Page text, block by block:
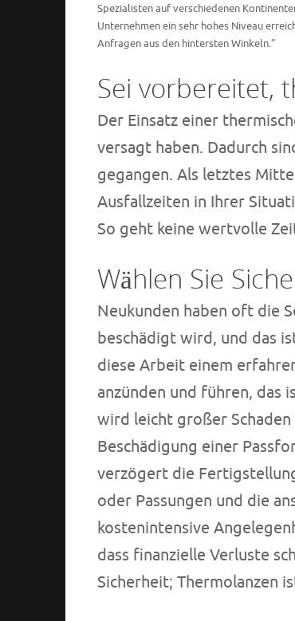
Spezialisten auf verschiedenen
Unternehmen ein sehr hohes Niveau
Anfragen aus den hintersten Winkeln.”
Sei vorbereitet,
Der Einsatz einer
versagt haben. Dadurch
gegangen. Als letztes
Ausfallzeiten in Ihrer
So geht keine wertvolle
Wählen Sie
Neukunden haben oft die
beschädigt wird, und das
diese Arbeit einem
anzünden und führen, das
wird leicht großer
Beschädigung einer
verzögert die
oder Passungen und die
kostenintensive
dass finanzielle Verluste
Sicherheit; Thermolanzen